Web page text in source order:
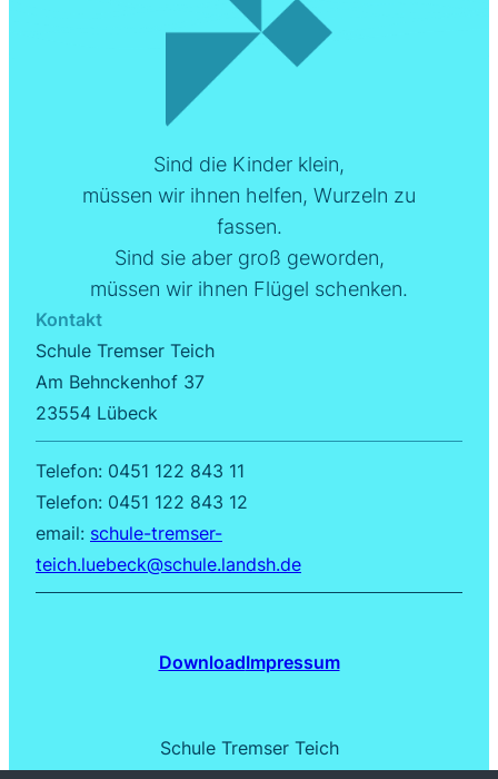
Sind die Kinder klein,
müssen wir ihnen helfen, Wurzeln zu
fassen.
Sind sie aber groß geworden,
müssen wir ihnen Flügel schenken.
Kontakt
Schule Tremser Teich
Am Behnckenhof 37
23554 Lübeck
Telefon: 0451 122 843 11
Telefon: 0451 122 843 12
email: schule-tremser-
teich.luebeck@schule.landsh.de
DownloadImpressum
Schule Tremser Teich